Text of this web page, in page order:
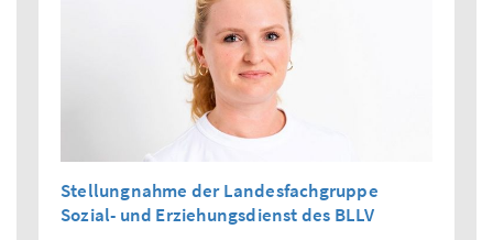
Stellungnahme der Landesfachgruppe
Sozial- und Erziehungsdienst des BLLV